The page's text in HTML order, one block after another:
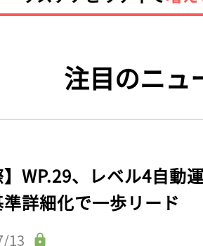
注目のニュ
】WP.29、レベル4自動
詳細化で一歩リード
13